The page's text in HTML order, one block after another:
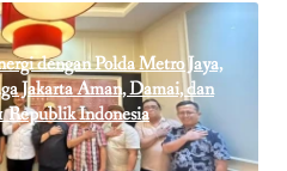
dengan Polda Metro Jaya,
Jakarta Aman, Damai, dan
Republik Indonesia